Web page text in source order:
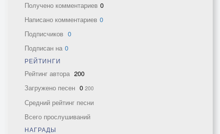
Получено комментариев 0
Написано комментариев 0
Подписчиков 0
Подписан на 0
РЕЙТИНГИ
Рейтинг автора 200
Загружено песен 0 200
Средний рейтинг песни
Всего прослушиваний
НАГРАДЫ